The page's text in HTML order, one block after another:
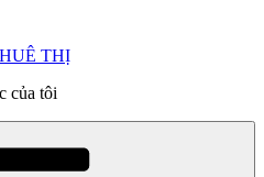
THỊ
của tôi